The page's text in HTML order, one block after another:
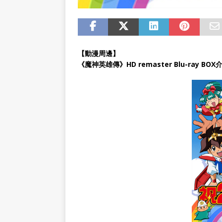
【動漫周邊】
《魔神英雄傳》HD remaster Blu-ray BOX